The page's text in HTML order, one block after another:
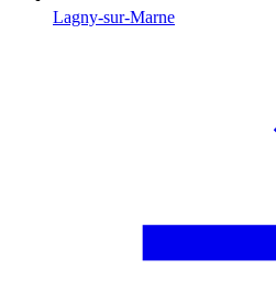
Lagny-sur-Marne